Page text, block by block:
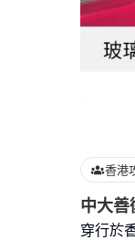
香港
中大善
穿行於